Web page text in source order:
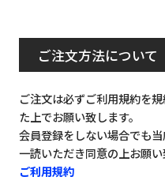
ご注文方法について
ご注文は必ずご利用規約を
た上でお願い致します。
会員登録をしない場合でも
一読いただき同意の上お願い
ご利用規約